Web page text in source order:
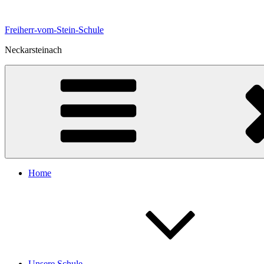
springen
Freiherr-vom-Stein-Schule
Neckarsteinach
Home